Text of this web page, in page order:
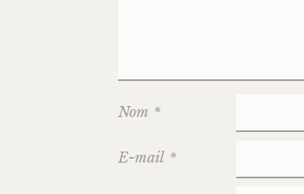
Nom *
E-mail *